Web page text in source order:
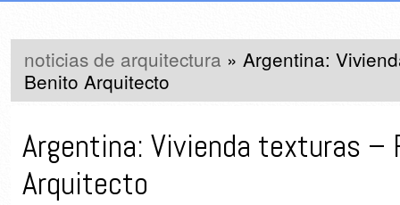
noticias de arquitectura » Argentina:
Benito Arquitecto
Argentina: Vivienda texturas –
Arquitecto